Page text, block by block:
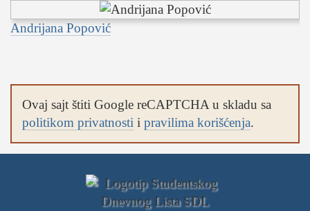
Andrijana Popović
Ovaj sajt štiti Google reCAPTCHA u skladu sa
politikom privatnosti i pravilima korišćenja.